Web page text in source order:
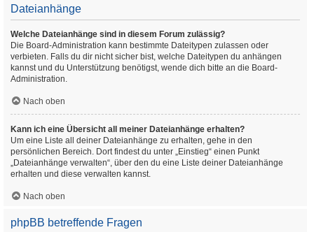
Dateianhänge
Welche Dateianhänge sind in diesem Forum zulässig?
Die Board-Administration kann bestimmte Dateitypen zulassen oder
verbieten. Falls du dir nicht sicher bist, welche Dateitypen du anhängen
kannst und du Unterstützung benötigst, wende dich bitte an die Board-
Administration.
Nach oben
Kann ich eine Übersicht all meiner Dateianhänge erhalten?
Um eine Liste all deiner Dateianhänge zu erhalten, gehe in den
persönlichen Bereich. Dort findest du unter „Einstieg“ einen Punkt
„Dateianhänge verwalten“, über den du eine Liste deiner Dateianhänge
erhalten und diese verwalten kannst.
Nach oben
phpBB betreffende Fragen